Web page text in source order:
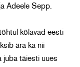
Adeele Sepp.
kõlavad eesti
ära ka nii
juba täiesti uues